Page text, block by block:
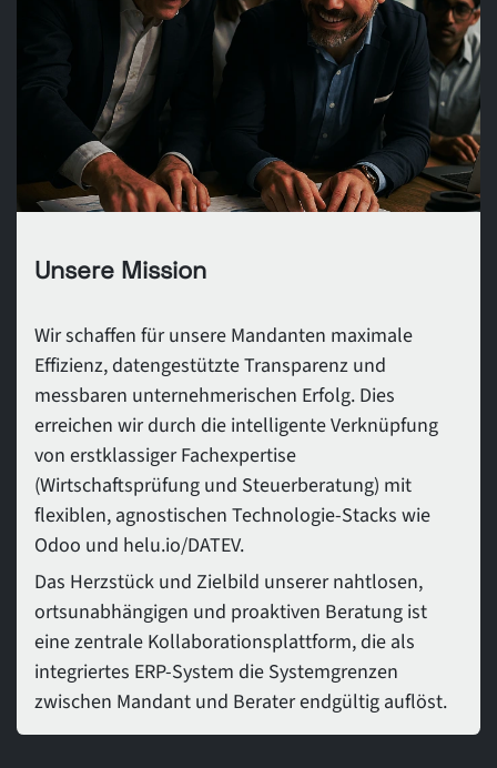
Unsere Mission
Wir schaffen für unsere Mandanten maximale
Effizienz, datengestützte Transparenz und
messbaren unternehmerischen Erfolg. Dies
erreichen wir durch die intelligente Verknüpfung
von erstklassiger Fachexpertise
(Wirtschaftsprüfung und Steuerberatung) mit
flexiblen, agnostischen Technologie-Stacks wie
Odoo und helu.io/DATEV.
Das Herzstück und Zielbild unserer nahtlosen,
ortsunabhängigen und proaktiven Beratung ist
eine zentrale Kollaborationsplattform, die als
integriertes ERP-System die Systemgrenzen
zwischen Mandant und Berater endgültig auflöst.